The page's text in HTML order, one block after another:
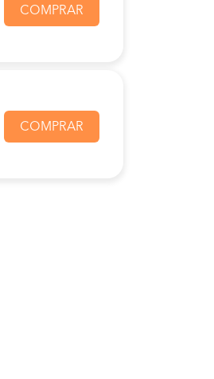
COMPRAR
COMPRAR